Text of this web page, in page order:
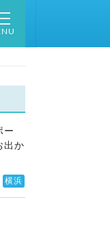
ー
出か
横浜